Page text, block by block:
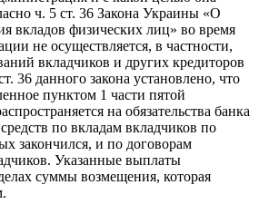
ч. 5 ст. 36 Закона Украины «О
вкладов физических лиц» во время
не осуществляется, в частности,
вкладчиков и других кредиторов
36 данного закона установлено, что
пунктом 1 части пятой
на обязательства банка
по вкладам вкладчиков по
закончился, и по договорам
Указанные выплаты
суммы возмещения, которая